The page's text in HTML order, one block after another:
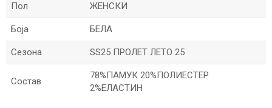
Пол ЖЕНСКИ
Боја БЕЛА
Сезона SS25 ПРОЛЕТ ЛЕТО 25
Состав
78%ПАМУК 20%ПОЛИЕСТЕР
2%ЕЛАСТИН